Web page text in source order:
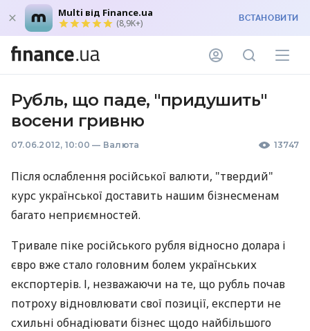
Multi від Finance.ua
(8,9K+) ВСТАНОВИТИ
Рубль, що паде, "придушить"
восени гривню
07.06.2012, 10:00 — Валюта 13747
Після ослаблення російської валюти, "твердий"
курс української доставить нашим бізнесменам
багато неприємностей.
Тривале піке російського рубля відносно долара і
євро вже стало головним болем українських
експортерів. І, незважаючи на те, що рубль почав
потроху відновлювати свої позиції, експерти не
схильні обнадіювати бізнес щодо найбільшого